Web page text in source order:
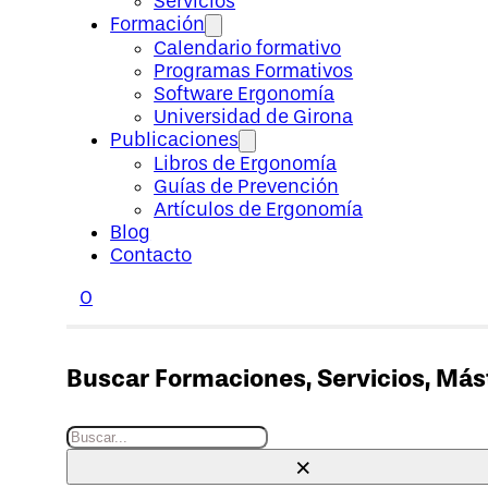
Formación
Calendario formativo
Programas Formativos
Software Ergonomía
Universidad de Girona
Publicaciones
Libros de Ergonomía
Guías de Prevención
Artículos de Ergonomía
Blog
Contacto
0
Buscar Formaciones, Servicios,
Buscar
×